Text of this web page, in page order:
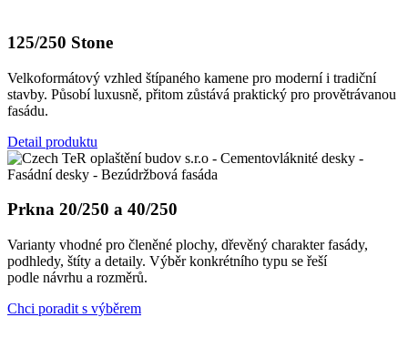
125/250 Stone
Velkoformátový vzhled štípaného kamene pro moderní i tradiční
stavby. Působí luxusně, přitom zůstává praktický pro provětrávanou
fasádu.
Detail produktu
Prkna 20/250 a 40/250
Varianty vhodné pro členěné plochy, dřevěný charakter fasády,
podhledy, štíty a detaily. Výběr konkrétního typu se řeší
podle návrhu a rozměrů.
Chci poradit s výběrem